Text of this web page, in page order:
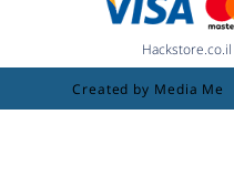
Created by Media Me